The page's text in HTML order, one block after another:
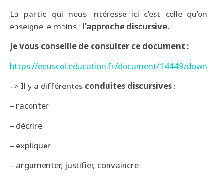
La partie qui nous intéresse ici c’est celle qu’on
enseigne le moins : l’approche discursive.
Je vous conseille de consulter ce document :
https://eduscol.education.fr/document/14449/
–> Il y a différentes conduites discursives :
– raconter
– décrire
– expliquer
– argumenter, justifier, convaincre